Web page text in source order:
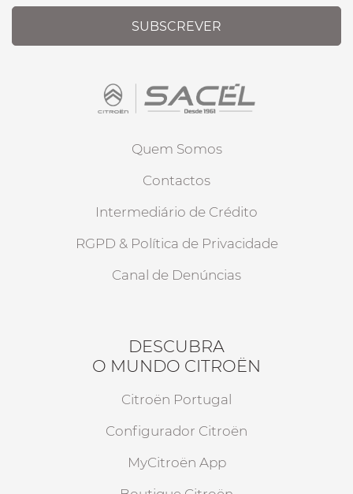
SUBSCREVER
Quem Somos
Contactos
Intermediário de Crédito
RGPD & Política de Privacidade
Canal de Denúncias
DESCUBRA
O MUNDO CITROËN
Citroën Portugal
Configurador Citroën
MyCitroën App